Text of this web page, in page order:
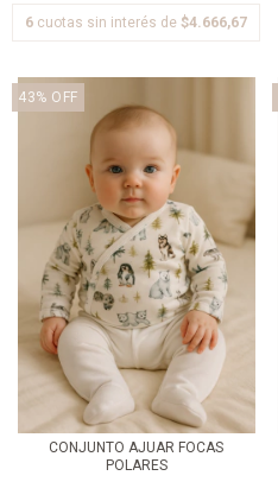
6 cuotas sin interés de $4.666,67
43% OFF
CONJUNTO AJUAR FOCAS
POLARES